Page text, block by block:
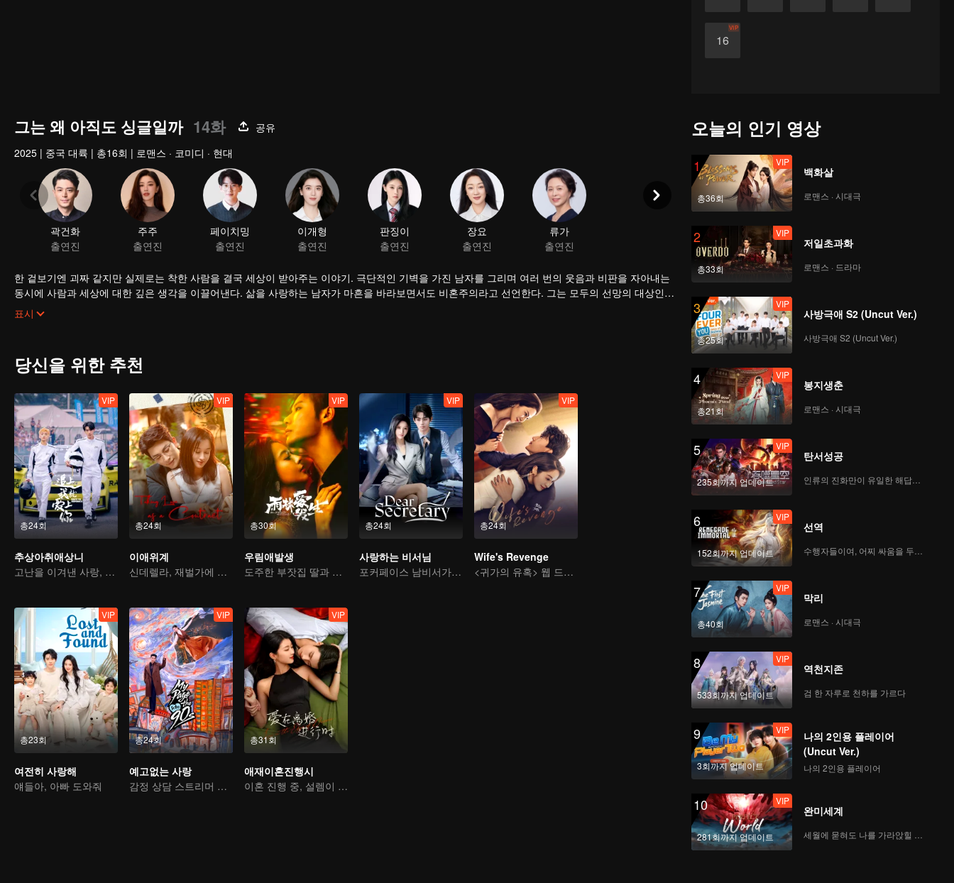
16
VIP
그는 왜 아직도 싱글일까 14화
공유
2025 | 중국 대륙 | 총16회 | 로맨스 · 코미디 · 현대
곽건화
출연진
주주
출연진
페이치밍
출연진
이개형
출연진
판징이
출연진
장요
출연진
류가
출연진
한 겉보기엔 괴짜 같지만 실제로는 착한 사람을 결국 세상이 받아주는 이야기. 극단적인 기벽을 가진 남자를 그리며 여러 번의 웃음과 비판을 자아내는
동시에 사람과 세상에 대한 깊은 생각을 이끌어낸다. 삶을 사랑하는 남자가 마흔을 바라보면서도 비혼주의라고 선언한다. 그는 모두의 선망의 대상인
남신일까, 아니면 여자가 피하고 싶은 눈치 없는 숙맥일까? 결혼 안 하는 건가 아니면 결혼할 수 없는 걸까? 독신의 괴팍한 아저씨가 자신의 이상형을
만날 때 어떻게 대응해야 그녀의 마음을 차지할 수 있을까. 음식도 입맛에 맞는 것이 가장 중요한 법! 결혼하지 않는 남자는 없다, 딱 맞는 사람을 만나지
표시
당신을 위한 추천
총24회
VIP
추상아취애상니
고난을 이겨낸 사랑, 함께하는 영광
총24회
VIP
이애위계
신데렐라, 재벌가에 돌아오다
총30회
VIP
우림애발생
도주한 부잣집 딸과 거친 킬러의 쌍방 구원
총24회
VIP
사랑하는 비서님
포커페이스 남비서가 요염 여사장을 사로잡다
총24회
VIP
Wife's Revenge
<귀가의 유혹> 웹 드라마 판
총23회
VIP
여전히 사랑해
얘들아, 아빠 도와줘
총24회
VIP
예고없는 사랑
감정 상담 스트리머 VS 재벌 총수
총31회
VIP
애재이혼진행시
이혼 진행 중, 설렘이 올 때
오늘의 인기 영상
1
총36회
VIP
백화살
로맨스 · 시대극
2
총33회
VIP
저일초과화
로맨스 · 드라마
3
총25회
VIP
사방극애 S2 (Uncut Ver.)
사방극애 S2 (Uncut Ver.)
4
총21회
VIP
봉지생춘
로맨스 · 시대극
5
235회까지 업데이트
VIP
탄서성공
인류의 진화만이 유일한 해답이다
6
152회까지 업데이트
VIP
선역
7
총40회
VIP
막리
로맨스 · 시대극
8
533회까지 업데이트
VIP
역천지존
검 한 자루로 천하를 가르다
9
3회까지 업데이트
VIP
나의 2인용 플레이어
(Uncut Ver.)
나의 2인용 플레이어
10
281회까지 업데이트
VIP
완미세계